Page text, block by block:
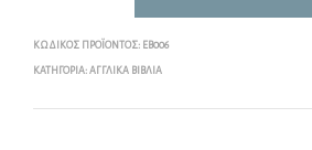
ΚΩΔΙΚΌΣ ΠΡΟΪΌΝΤΟΣ: EB006
ΚΑΤΗΓΟΡΊΑ: ΑΓΓΛΙΚΆ ΒΙΒΛΊΑ